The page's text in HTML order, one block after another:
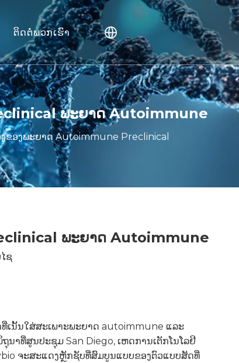
ຕິດຕໍ່ພວກເຮົາ
ພະຍາດ Autoimmune
ຂອງພະຍາດ Autoimmune Preclinical
ພະຍາດ Autoimmune
ຊ
ທີ່ເນັ້ນໃສ່ສະເພາະພະຍາດ autoimmune ແລະ
ນາທີ່ສູນປະຊຸມ San Diego, ເຫດການເຕັກໂນໂລຢີ
ຈະສະແດງຫຼັກຊັບທີ່ສົມບູນແບບຂອງຕົວແບບສັດທີ່